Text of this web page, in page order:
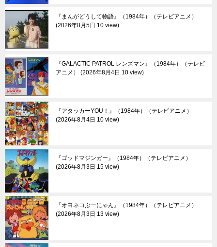
『まんがどうして物語』（1984年）（テレビアニメ）
2026年8月5日 10 view
『GALACTIC PATROL レンズマン』（1984年）（テレビ
アニメ）
2026年8月4日 10 view
『アタッカーYOU！』（1984年）（テレビアニメ）
2026年8月4日 10 view
『ゴッドマジンガー』（1984年）（テレビアニメ）
2026年8月3日 15 view
『オヨネコぶーにゃん』（1984年）（テレビアニメ）
2026年8月3日 13 view